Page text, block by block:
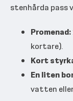
stenhårda pass
Promenad:
kortare).
Kort
En liten
vatten